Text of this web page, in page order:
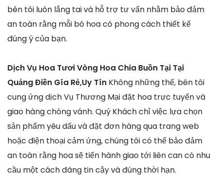
bên tôi luôn lắng tai và hỗ trợ tư vấn nhằm bảo đảm
an toàn rằng mỗi bó hoa có phong cách thiết kế
đúng ý của bạn.
Dịch Vụ Hoa Tươi Vòng Hoa Chia Buồn Tại Tại
Quảng Điền Gía Rẻ,Uy Tín Không những thế, bên tôi
cung ứng dịch Vụ Thương Mại đặt hoa trực tuyến và
giao hàng chóng vánh. Quý Khách chỉ việc lựa chọn
sản phẩm yêu dấu và đặt đơn hàng qua trang web
hoặc điện thoại cảm ứng, chúng tôi có thể bảo đảm
an toàn rằng hoa sẽ tiến hành giao tới liên can có nhu
cầu một cách đáng tin cậy và đúng thời hạn.